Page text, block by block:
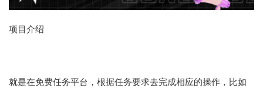
项目介绍
就是在免费任务平台，根据任务要求去完成相应的操作，比如